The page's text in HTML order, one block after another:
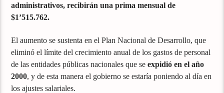
administrativos, recibirán una prima mensual de
$1’515.762.
El aumento se sustenta en el Plan Nacional de Desarrollo, que
eliminó el límite del crecimiento anual de los gastos de personal
de las entidades públicas nacionales que se expidió en el año
2000, y de esta manera el gobierno se estaría poniendo al día en
los ajustes salariales.